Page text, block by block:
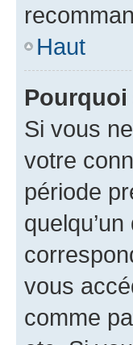
Haut
Si vous
votre
période
vous
comme